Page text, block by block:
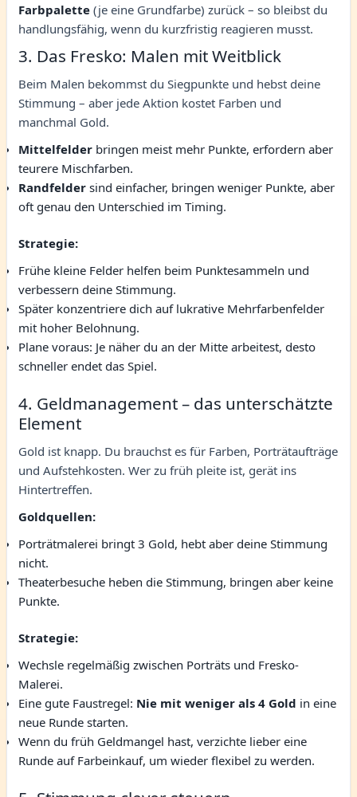
Farbpalette (je eine Grundfarbe) zurück – so bleibst du
handlungsfähig, wenn du kurzfristig reagieren musst.
3. Das Fresko: Malen mit Weitblick
Beim Malen bekommst du Siegpunkte und hebst deine
Stimmung – aber jede Aktion kostet Farben und
manchmal Gold.
Mittelfelder bringen meist mehr Punkte, erfordern aber
teurere Mischfarben.
Randfelder sind einfacher, bringen weniger Punkte, aber
oft genau den Unterschied im Timing.
Strategie:
Frühe kleine Felder helfen beim Punktesammeln und
verbessern deine Stimmung.
Später konzentriere dich auf lukrative Mehrfarbenfelder
mit hoher Belohnung.
Plane voraus: Je näher du an der Mitte arbeitest, desto
schneller endet das Spiel.
4. Geldmanagement – das unterschätzte
Element
Gold ist knapp. Du brauchst es für Farben, Porträtaufträge
und Aufstehkosten. Wer zu früh pleite ist, gerät ins
Hintertreffen.
Goldquellen:
Porträtmalerei bringt 3 Gold, hebt aber deine Stimmung
nicht.
Theaterbesuche heben die Stimmung, bringen aber keine
Punkte.
Strategie:
Wechsle regelmäßig zwischen Porträts und Fresko-
Malerei.
Eine gute Faustregel: Nie mit weniger als 4 Gold in eine
neue Runde starten.
Wenn du früh Geldmangel hast, verzichte lieber eine
Runde auf Farbeinkauf, um wieder flexibel zu werden.